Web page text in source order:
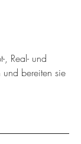
, Real- und
und bereiten sie